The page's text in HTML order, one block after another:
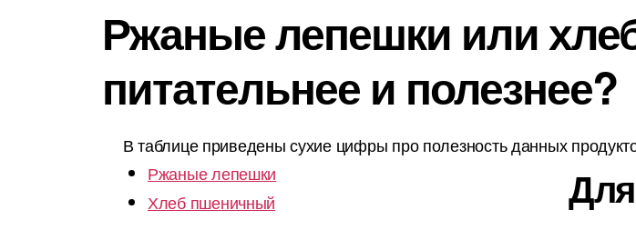
Ржаные лепешки или
питательнее и полезнее?
В таблице приведены сухие цифры про полезность данных
Ржаные лепешки
Хлеб пшеничный